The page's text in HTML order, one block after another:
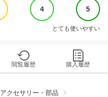
4 5
とても使いやすい
閲覧履歴 購入履歴
アクセサリー・部品